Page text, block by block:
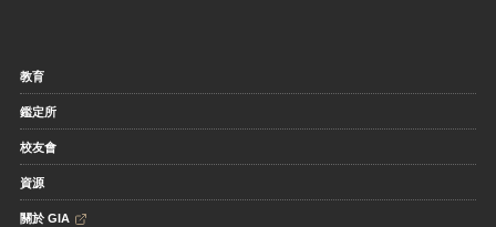
教育
鑑定所
校友會
資源
關於 GIA